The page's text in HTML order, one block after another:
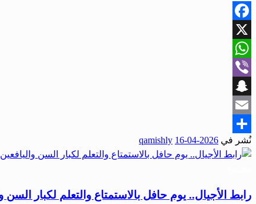
Facebook
X
WhatsApp
Viber
Snapchat
Email
Share
نُشر في 2026-04-16
qamishly
رابط الأجيال.. يوم حافل بالاستمتاع والتعلم لكبار السن